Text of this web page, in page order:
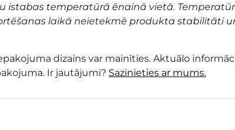
istabas temperatūrā ēnainā vietā.
laikā neietekmē produkta stabilitāti
dizains var mainīties. Aktuālo
Ir jautājumi? Sazinieties ar mums.